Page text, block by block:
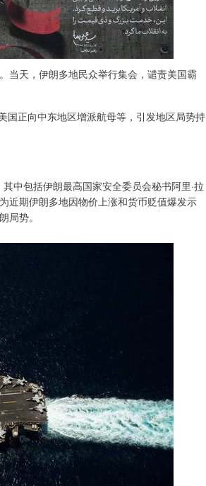
天，伊朗多地民众举行集会，谴责美国霸
正向中东地区增派航母等，引发地区局势持
包括伊朗最高国家安全委员会秘书阿里·拉
近期伊朗多地因物价上涨和货币贬值爆发示
局势。